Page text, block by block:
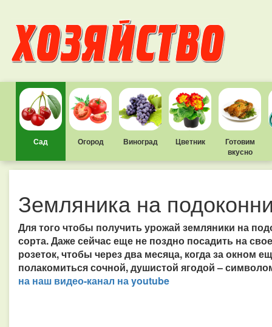
Сад Огород Виноград Цветник
Готовим
вкусно
Земляника на
Для того чтобы получить урожай земляники на
сорта. Даже сейчас еще не поздно посадить на
розеток, чтобы через два месяца, когда за окном
полакомиться сочной, душистой ягодой –
на наш видео-канал на youtube